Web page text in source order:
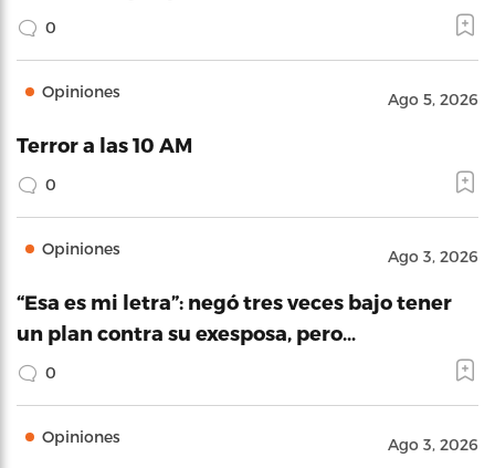
0
Opiniones Ago 5, 2026
Terror a las 10 AM
0
Opiniones Ago 3, 2026
“Esa es mi letra”: negó tres veces bajo tener
un plan contra su exesposa, pero…
0
Opiniones Ago 3, 2026